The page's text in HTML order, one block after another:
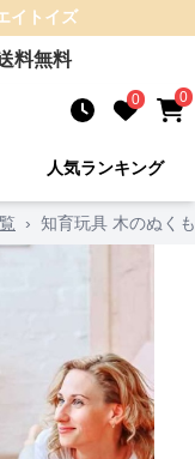
イトイズ
料無料
0 0
人気ランキング
› 知育玩具 木のぬく